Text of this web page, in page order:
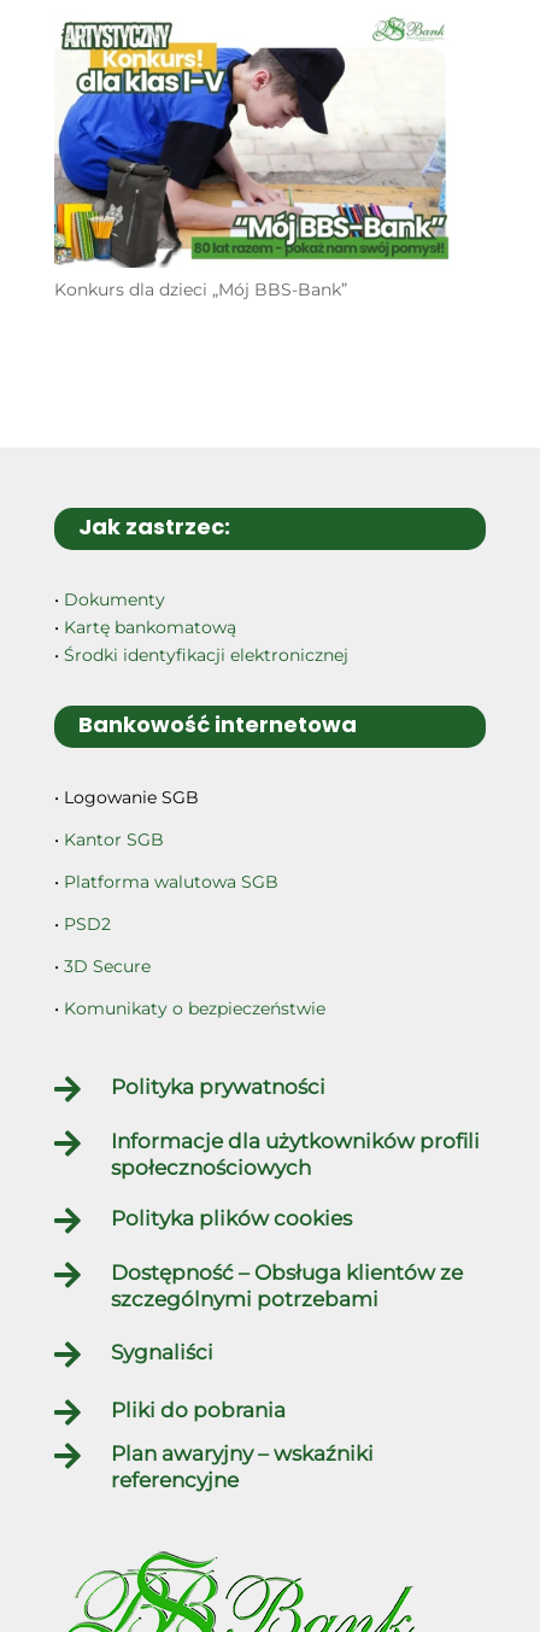
Konkurs dla dzieci „Mój BBS-Bank”
Jak zastrzec:
• Dokumenty
• Kartę bankomatową
• Środki identyfikacji elektronicznej
Bankowość internetowa
• Logowanie SGB
• Kantor SGB
• Platforma walutowa SGB
• PSD2
• 3D Secure
• Komunikaty o bezpieczeństwie
 Polityka prywatności

Informacje dla użytkowników profili
społecznościowych
 Polityka plików cookies

Dostępność – Obsługa klientów ze
szczególnymi potrzebami
 Sygnaliści
 Pliki do pobrania

Plan awaryjny – wskaźniki
referencyjne